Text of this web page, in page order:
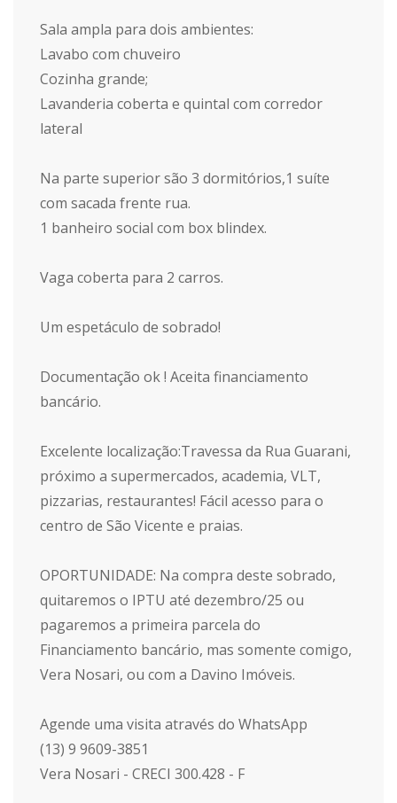
Sala ampla para dois ambientes:
Lavabo com chuveiro
Cozinha grande;
Lavanderia coberta e quintal com corredor
lateral
Na parte superior são 3 dormitórios,1 suíte
com sacada frente rua.
1 banheiro social com box blindex.
Vaga coberta para 2 carros.
Um espetáculo de sobrado!
Documentação ok ! Aceita financiamento
bancário.
Excelente localização:Travessa da Rua Guarani,
próximo a supermercados, academia, VLT,
pizzarias, restaurantes! Fácil acesso para o
centro de São Vicente e praias.
OPORTUNIDADE: Na compra deste sobrado,
quitaremos o IPTU até dezembro/25 ou
pagaremos a primeira parcela do
Financiamento bancário, mas somente comigo,
Vera Nosari, ou com a Davino Imóveis.
Agende uma visita através do WhatsApp
(13) 9 9609-3851
Vera Nosari - CRECI 300.428 - F